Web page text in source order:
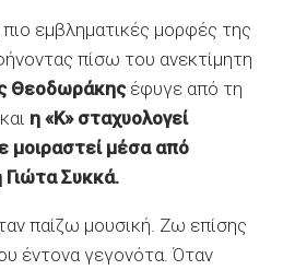
εμβληματικές μορφές της
πίσω του ανεκτίμητη
Θεοδωράκηςέφυγε από τη
η «Κ» σταχυολογεί
μοιραστεί μέσα από
Γιώτα Συκκά.
παίζω μουσική. Ζω επίσης
έντονα γεγονότα. Όταν